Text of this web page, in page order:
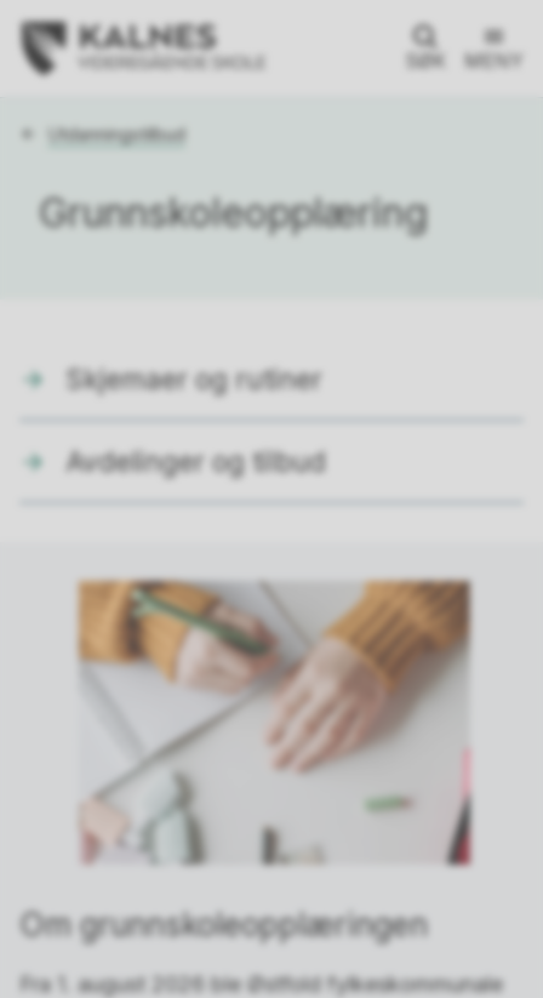
SØK MENY
Du
Utdanningstilbud
Grunnskoleopplæring
Skjemaer og rutiner
Avdelinger og tilbud
Om grunnskoleopplæringen
Fra 1. august 2026 ble Østfold fylkeskommunale